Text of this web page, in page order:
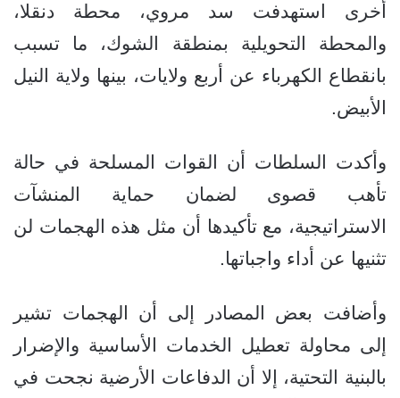
أخرى استهدفت سد مروي، محطة دنقلا،
والمحطة التحويلية بمنطقة الشوك، ما تسبب
بانقطاع الكهرباء عن أربع ولايات، بينها ولاية النيل
الأبيض.
وأكدت السلطات أن القوات المسلحة في حالة
تأهب قصوى لضمان حماية المنشآت
الاستراتيجية، مع تأكيدها أن مثل هذه الهجمات لن
تثنيها عن أداء واجباتها.
وأضافت بعض المصادر إلى أن الهجمات تشير
إلى محاولة تعطيل الخدمات الأساسية والإضرار
بالبنية التحتية، إلا أن الدفاعات الأرضية نجحت في